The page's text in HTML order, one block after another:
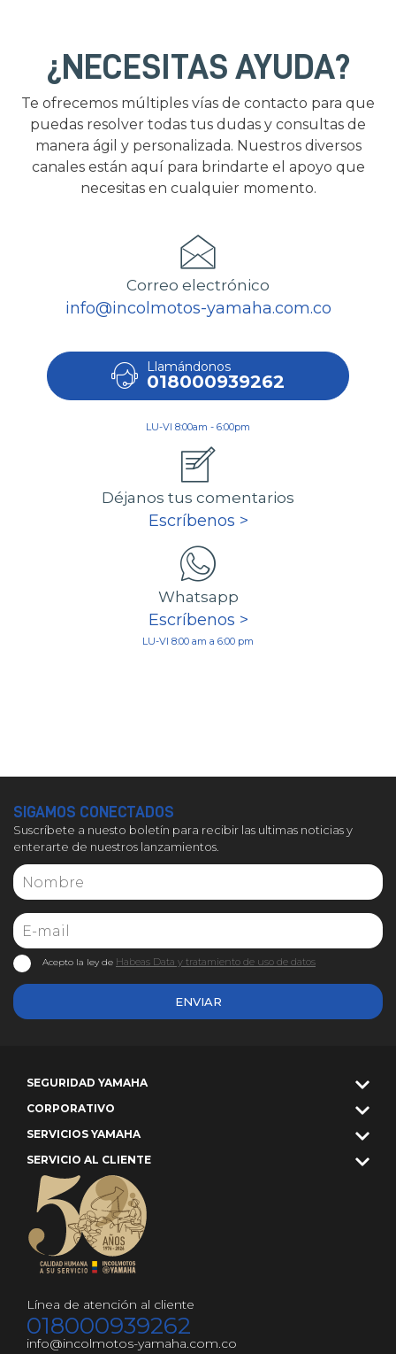
¿NECESITAS AYUDA?
Te ofrecemos múltiples vías de contacto para que
puedas resolver todas tus dudas y consultas de
manera ágil y personalizada. Nuestros diversos
canales están aquí para brindarte el apoyo que
necesitas en cualquier momento.
Correo electrónico
info@incolmotos-yamaha.com.co
Llamándonos
018000939262
LU-VI 8:00am - 6:00pm
Déjanos tus comentarios
Escríbenos >
Whatsapp
Escríbenos >
LU-VI 8:00 am a 6:00 pm
SIGAMOS CONECTADOS
Suscríbete a nuesto boletín para recibir las ultimas noticias y
enterarte de nuestros lanzamientos.
ENVIAR
Acepto la ley de Habeas Data y tratamiento de uso de datos
SEGURIDAD YAMAHA
CORPORATIVO
SERVICIOS YAMAHA
SERVICIO AL CLIENTE
Línea de atención al cliente
018000939262
info@incolmotos-yamaha.com.co